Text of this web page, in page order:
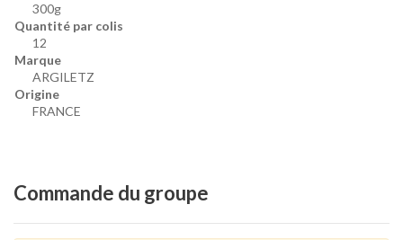
300g
Quantité par colis
12
Marque
ARGILETZ
Origine
FRANCE
Commande du groupe